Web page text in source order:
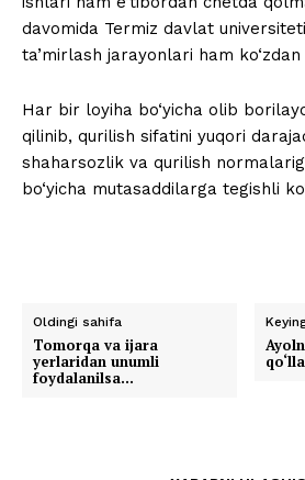
davomida Termiz davlat
ta’mirlash jarayonlari ham
Har bir loyiha bo‘yicha olib
qilinib, qurilish sifatini yuqori
shaharsozlik va qurilish
bo‘yicha mutasaddilarga tegishli
Oldingi sahifa
Tomorqa va ijara
yerlaridan unumli
foydalanilsa…